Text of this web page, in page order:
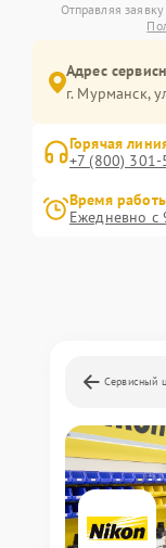
Отправляя
Адрес
г. Мурманск,
Горячая
+7 (800)
Время
Ежедневно с
Сервисный